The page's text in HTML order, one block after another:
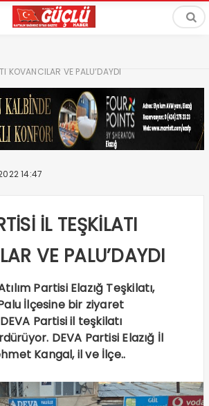
KOVANCILAR VE PALU’DAYDI
14:47
İL TEŞKİLATI
VE PALU’DAYDI
Partisi Elazığ Teşkilatı,
İlçesine bir ziyaret
Partisi il teşkilatı
DEVA Partisi Elazığ İl
Kangal, il ve İlçe..